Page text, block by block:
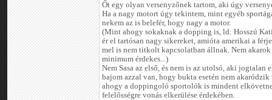
Őt egy olyan versenyzőnek tartom, aki úgy
Ha a nagy motort úgy tekintem, mint egyéb
nekem az is belefér, hogy nagy a motor.
(Mint ahogy sokaknak a dopping is, ld: Hosszú
ér el tartósan nagy sikereket, amióta amerikai a
mel is nem titkolt kapcsolatban állnak. Nem
minimum érdekes...)
Nem Sasa az első, és nem is az utolsó, aki jogtalan
bajom azzal van, hogy bukta esetén nem
ahogy a doppingoló sportolók is mindent
felelősségre vonás elkerülése érdekében.